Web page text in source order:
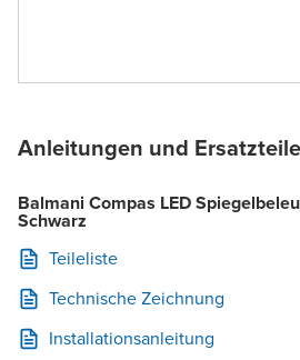
Anleitungen und Ersatzteile
Balmani Compas LED
Schwarz
Teileliste
Technische Zeichnung
Installationsanleitung